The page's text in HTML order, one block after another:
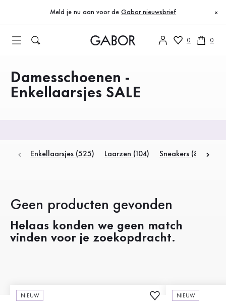
Naar de hoofdinhoud
Naar de inhoudsopgave
Naar de hoofdnavigatie
Meld je nu aan voor de Gabor nieuwsbrief ×
0 0
Producten
Damesschoenen -
Enkellaarsjes SALE
Enkellaarsjes (525) Laarzen (104) Sneakers (889)
Geen producten gevonden
Helaas konden we geen match
vinden voor je zoekopdracht.
NIEUW NIEUW